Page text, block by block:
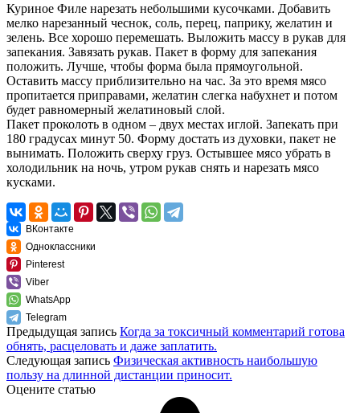
Куриное Филе нарезать небольшими кусочками. Добавить
мелко нарезанный чеснок, соль, перец, паприку, желатин и
зелень. Все хорошо перемешать. Выложить массу в рукав для
запекания. Завязать рукав. Пакет в форму для запекания
положить. Лучше, чтобы форма была прямоугольной.
Оставить массу приблизительно на час. За это время мясо
пропитается приправами, желатин слегка набухнет и потом
будет равномерный желатиновый слой.
Пакет проколоть в одном – двух местах иглой. Запекать при
180 градусах минут 50. Форму достать из духовки, пакет не
вынимать. Положить сверху груз. Остывшее мясо убрать в
холодильник на ночь, утром рукав снять и нарезать мясо
кусками.
ВКонтакте
Одноклассники
Pinterest
Viber
WhatsApp
Telegram
Предыдущая запись Когда за токсичный комментарий готова
обнять, расцеловать и даже заплатить.
Следующая запись Физическая активность наибольшую
пользу на длинной дистанции приносит.
Оцените статью